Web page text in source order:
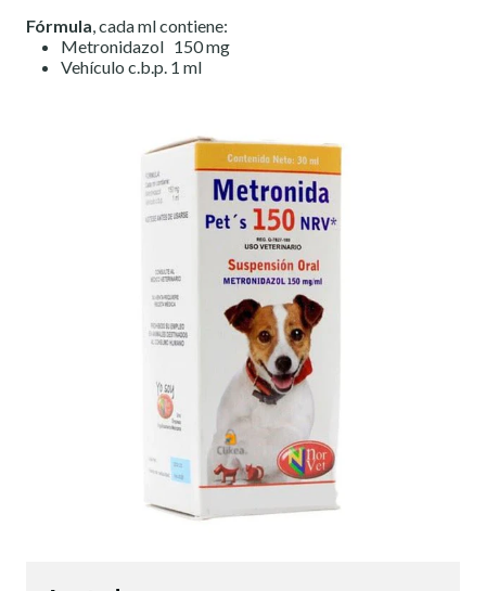
Fórmula, cada ml contiene:
Metronidazol 150 mg
Vehículo c.b.p. 1 ml